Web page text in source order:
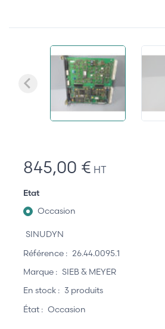
845,00 € HT
Etat
Occasion
SINUDYN
Référence : 26.44.0095.1
Marque : SIEB & MEYER
En stock : 3 produits
État : Occasion